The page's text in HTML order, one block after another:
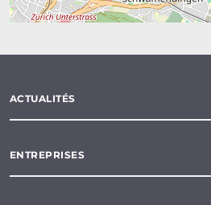
ACTUALITÉS
ENTREPRISES